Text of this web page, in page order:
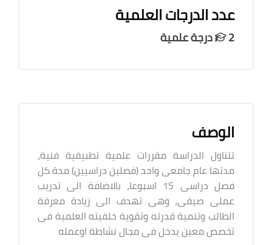
عدد الدرجات العلمية
2 درجة علمية
الوصف
تتناول الدراسة مقررات علمية تطبيقية فنية،
مدتها عام جامعى واحد (فصلين دراسيين) مدة كل
فصل دراسى 15 اسبوعا، بالاضافة الى تدريب
عملى صيفى، وهى تهدف الى زيادة معرفة
الطالب وتنمية قدرته وتقوية خلفيته العلمية فى
تخصص معين يدخل فى مجال نشاطة اوعمله